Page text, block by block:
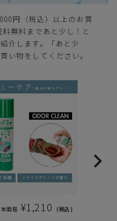
円（税込）以上のお買
無料まであと少し！と
介します。「あと少
い物をしてください。
価格 ¥1,210 税込